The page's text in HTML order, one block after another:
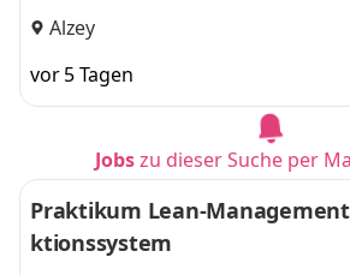
Alzey
vor 5 Tagen
Jobszu dieser Suche per
Praktikum Lean-Management
ktionssystem